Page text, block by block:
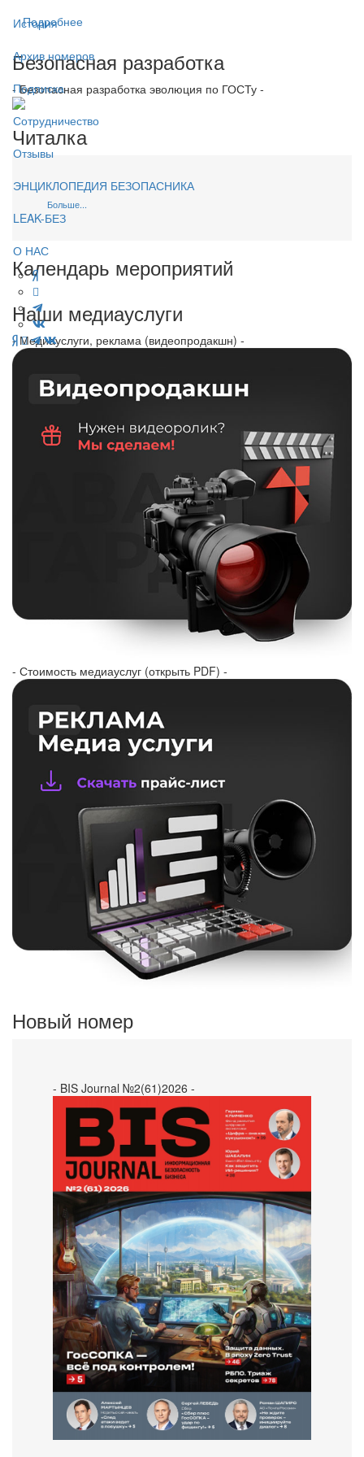
История
Архив номеров
Подписка
Сотрудничество
Отзывы
ЭНЦИКЛОПЕДИЯ БЕЗОПАСНИКА
LEAK-БЕЗ
О НАС
Подробнее
Безопасная разработка
- Безопасная разработка эволюция по ГОСТу -
Читалка
Больше...
Календарь мероприятий
Наши медиауслуги
- Медиауслуги, реклама (видеопродакшн) -
- Стоимость медиауслуг (открыть PDF) -
Новый номер
- BIS Journal №2(61)2026 -